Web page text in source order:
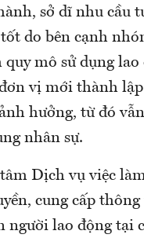
sở dĩ nhu cầu
do bên cạnh
quy mô sử dụng
vị mới thành
hưởng, từ đó
nhân sự.
Dịch vụ việc
cung cấp
người lao động tại